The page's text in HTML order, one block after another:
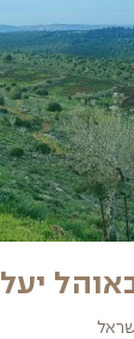
יעל